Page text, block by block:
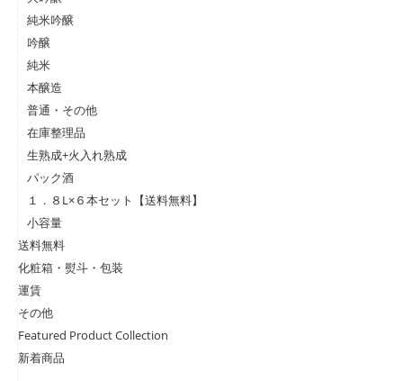
純米吟醸
吟醸
純米
本醸造
普通・その他
在庫整理品
生熟成+火入れ熟成
パック酒
１．８L×６本セット【送料無料】
小容量
送料無料
化粧箱・熨斗・包装
運賃
その他
Featured Product Collection
新着商品